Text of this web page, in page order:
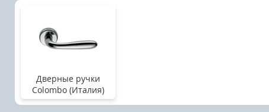
Дверные ручки
Colombo (Италия)